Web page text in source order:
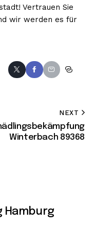
Vertrauen Sie
wir werden es für
NEXT
Winterbach 89368
Hamburg